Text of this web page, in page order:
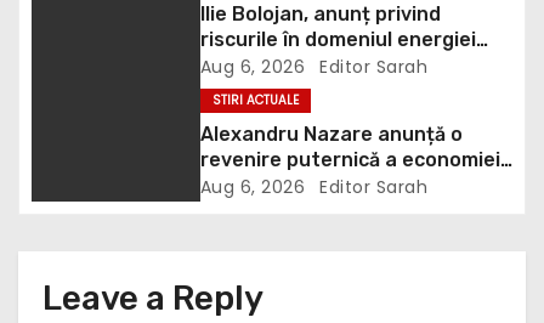
i
n
Ilie Bolojan, anunț privind
riscurile în domeniul energiei
electrice. Ce a decis Guvernul
Aug 6, 2026 Editor Sarah
STIRI ACTUALE
Alexandru Nazare anunță o
revenire puternică a economiei
în 2027: Inflația va scădea,
Aug 6, 2026 Editor Sarah
Leave a Reply